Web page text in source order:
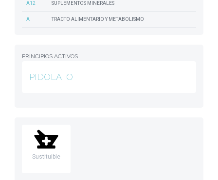
A12 SUPLEMENTOS MINERALES
A TRACTO ALIMENTARIO Y METABOLISMO
PRINCIPIOS ACTIVOS
PIDOLATO
Sustituible